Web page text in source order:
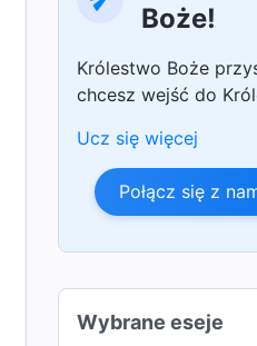
Boże!
Królestwo Boże
chcesz wejść do
Ucz się więcej
Połącz się z
Wybrane eseje